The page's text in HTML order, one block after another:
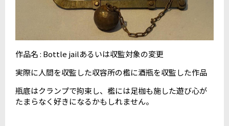
作品名 : Bottle jailあるいは収監対象の変更
実際に人間を収監した収容所の檻に酒瓶を収監した作品
瓶底はクランプで拘束し、檻には足枷も施した遊び心が
たまらなく好きになるかもしれません。